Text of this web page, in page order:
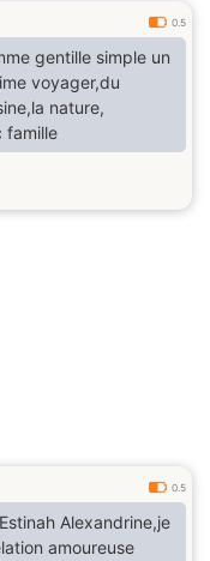
0.5
gentille simple un
voyager,du
nature,
famille
0.5
Alexandrine,je
amoureuse